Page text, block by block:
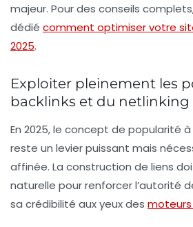
majeur. Pour des conseils
dédié comment optimiser votre
2025.
Exploiter pleinement les
backlinks et du netlinking
En 2025, le concept de popularité
reste un levier puissant mais
affinée. La construction de liens
naturelle pour renforcer l’autorité
sa crédibilité aux yeux des